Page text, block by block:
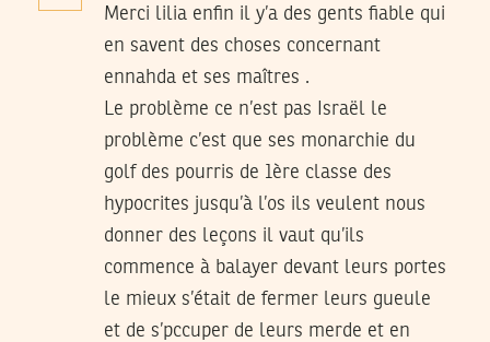
Merci lilia enfin il y’a des gents fiable qui
en savent des choses concernant
ennahda et ses maîtres .
Le problème ce n’est pas Israël le
problème c’est que ses monarchie du
golf des pourris de 1ère classe des
hypocrites jusqu’à l’os ils veulent nous
donner des leçons il vaut qu’ils
commence à balayer devant leurs portes
le mieux s’était de fermer leurs gueule
et de s’pccuper de leurs merde et en